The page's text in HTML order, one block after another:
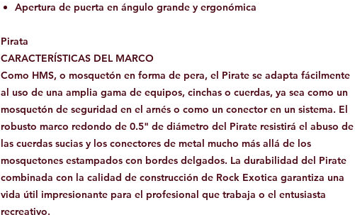
Apertura de puerta en ángulo grande y ergonómica
Pirata
CARACTERÍSTICAS DEL MARCO
Como HMS, o mosquetón en forma de pera, el Pirate se adapta fácilmente
al uso de una amplia gama de equipos, cinchas o cuerdas, ya sea como un
mosquetón de seguridad en el arnés o como un conector en un sistema. El
robusto marco redondo de 0.5" de diámetro del Pirate resistirá el abuso de
las cuerdas sucias y los conectores de metal mucho más allá de los
mosquetones estampados con bordes delgados. La durabilidad del Pirate
combinada con la calidad de construcción de Rock Exotica garantiza una
vida útil impresionante para el profesional que trabaja o el entusiasta
recreativo.